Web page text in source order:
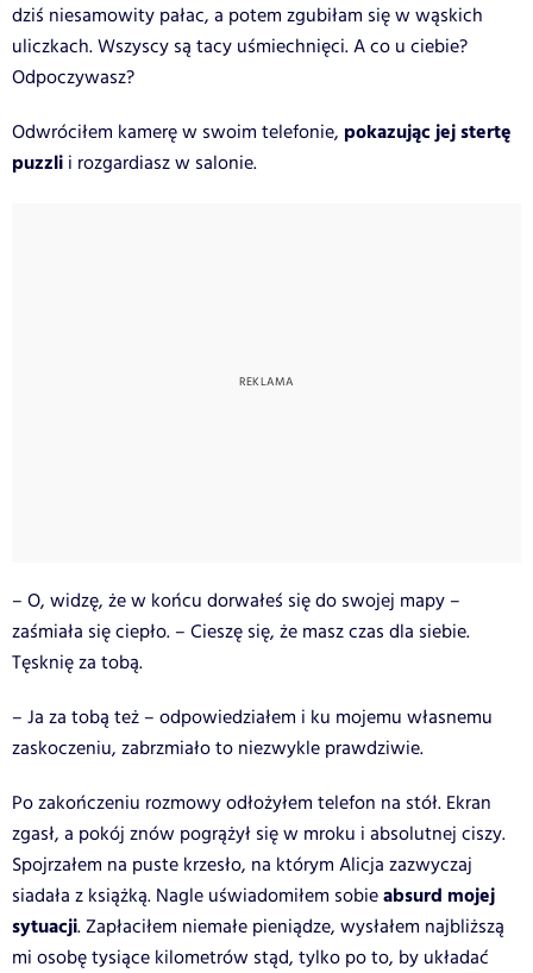
dziś niesamowity pałac, a potem zgubiłam się w wąskich
uliczkach. Wszyscy są tacy uśmiechnięci. A co u ciebie?
Odpoczywasz?
Odwróciłem kamerę w swoim telefonie, pokazując jej stertę
puzzli i rozgardiasz w salonie.
– O, widzę, że w końcu dorwałeś się do swojej mapy –
zaśmiała się ciepło. – Cieszę się, że masz czas dla siebie.
Tęsknię za tobą.
– Ja za tobą też – odpowiedziałem i ku mojemu własnemu
zaskoczeniu, zabrzmiało to niezwykle prawdziwie.
Po zakończeniu rozmowy odłożyłem telefon na stół. Ekran
zgasł, a pokój znów pogrążył się w mroku i absolutnej ciszy.
Spojrzałem na puste krzesło, na którym Alicja zazwyczaj
siadała z książką. Nagle uświadomiłem sobieabsurd mojej
sytuacji. Zapłaciłem niemałe pieniądze, wysłałem najbliższą
mi osobę tysiące kilometrów stąd, tylko po to, by układać